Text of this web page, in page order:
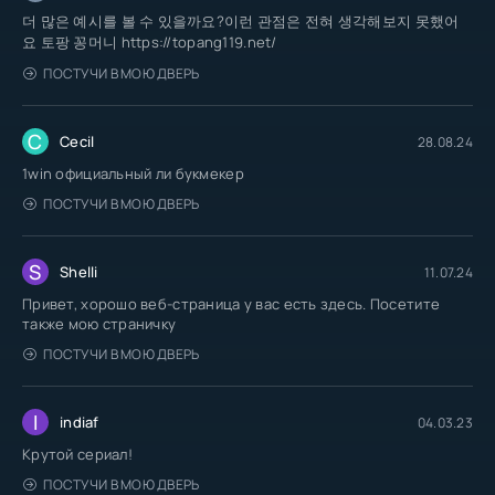
더 많은 예시를 볼 수 있을까요?이런 관점은 전혀 생각해보지 못했어
요 토팡 꽁머니 https://topang119.net/
ПОСТУЧИ В МОЮ ДВЕРЬ
C Cecil 28.08.24
1win официальный ли букмекер
ПОСТУЧИ В МОЮ ДВЕРЬ
S Shelli 11.07.24
Привет, хорошо веб-страница у вас есть здесь. Посетите
также мою страничку
ПОСТУЧИ В МОЮ ДВЕРЬ
I indiaf 04.03.23
Крутой сериал!
ПОСТУЧИ В МОЮ ДВЕРЬ